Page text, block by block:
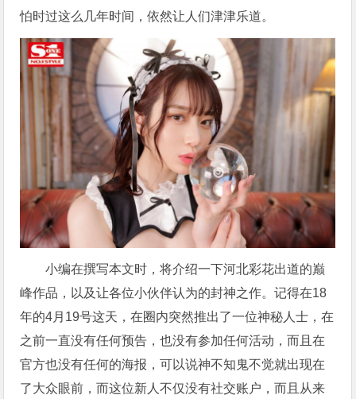
怕时过这么几年时间，依然让人们津津乐道。
小编在撰写本文时，将介绍一下河北彩花出道的巅
峰作品，以及让各位小伙伴认为的封神之作。记得在18
年的4月19号这天，在圈内突然推出了一位神秘人士，在
之前一直没有任何预告，也没有参加任何活动，而且在
官方也没有任何的海报，可以说神不知鬼不觉就出现在
了大众眼前，而这位新人不仅没有社交账户，而且从来